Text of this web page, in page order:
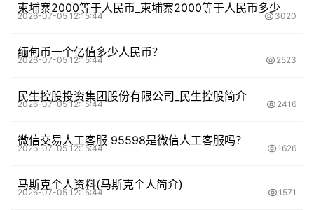
柬埔寨2000等于人民币_柬埔寨2000等于人民币多少
2026-07-05 12:15:44 3020
缅甸币一个亿值多少人民币？
2026-07-05 12:15:44 2523
民生控股投资集团股份有限公司_民生控股简介
2026-07-05 12:15:44 2416
微信交易人工客服 95598是微信人工客服吗？
2026-07-05 12:15:44 1626
马斯克个人资料(马斯克个人简介)
2026-07-05 12:15:44 1571